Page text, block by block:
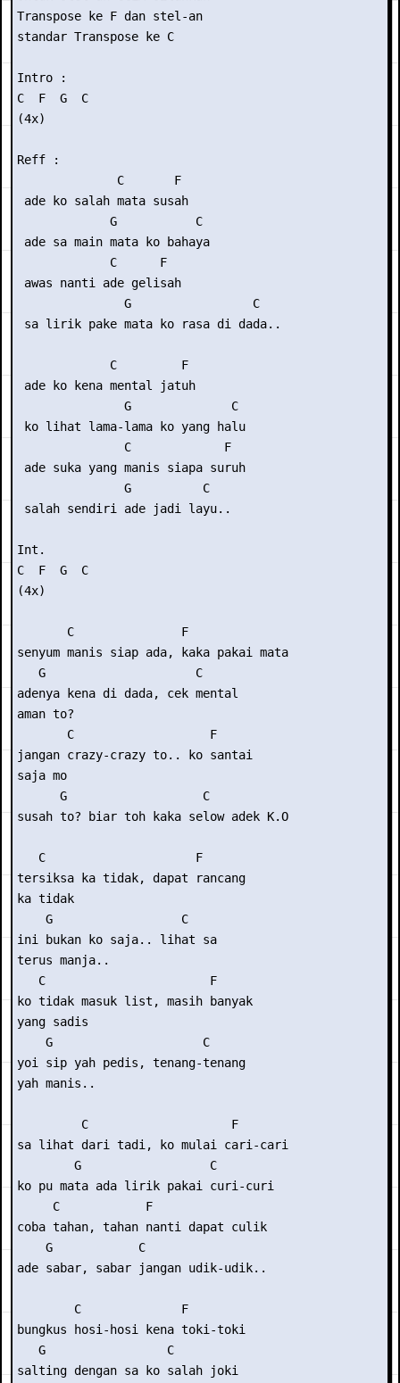
Transpose ke F dan stel-an
standar Transpose ke C
Intro :
C  F  G  C
(4x)
Reff :
              C       F
ade ko salah mata susah
             G           C
ade sa main mata ko bahaya
             C      F
awas nanti ade gelisah
               G                 C
sa lirik pake mata ko rasa di dada..
             C         F
ade ko kena mental jatuh
               G              C
ko lihat lama-lama ko yang halu
               C             F
ade suka yang manis siapa suruh
               G          C
salah sendiri ade jadi layu..
Int.
C  F  G  C
(4x)
       C               F
senyum manis siap ada, kaka pakai mata
   G                     C
adenya kena di dada, cek mental
aman to?
       C                   F
jangan crazy-crazy to.. ko santai
saja mo
      G                   C
susah to? biar toh kaka selow adek K.O
   C                     F
tersiksa ka tidak, dapat rancang
ka tidak
    G                  C
ini bukan ko saja.. lihat sa
terus manja..
   C                       F
ko tidak masuk list, masih banyak
yang sadis
    G                     C
yoi sip yah pedis, tenang-tenang
yah manis..
         C                    F
sa lihat dari tadi, ko mulai cari-cari
        G                  C
ko pu mata ada lirik pakai curi-curi
     C            F
coba tahan, tahan nanti dapat culik
    G            C
ade sabar, sabar jangan udik-udik..
        C              F
bungkus hosi-hosi kena toki-toki
   G                 C
salting dengan sa ko salah joki